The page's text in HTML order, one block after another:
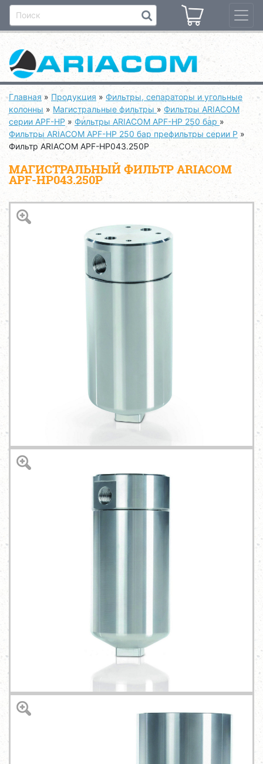
Главная » Продукция » Фильтры, сепараторы и угольные
колонны » Магистральные фильтры » Фильтры ARIACOM
серии APF-HP » Фильтры ARIACOM APF-HP 250 бар »
Фильтры ARIACOM APF-HP 250 бар префильтры серии P »
Фильтр ARIACOM APF-HP043.250P
МАГИСТРАЛЬНЫЙ ФИЛЬТР ARIACOM
APF-HP043.250P